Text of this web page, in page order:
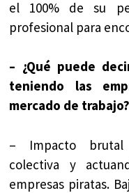
el 100% de su
profesional para
– ¿Qué puede
teniendo las
mercado de trabajo?
– Impacto brutal
colectiva y
empresas piratas.